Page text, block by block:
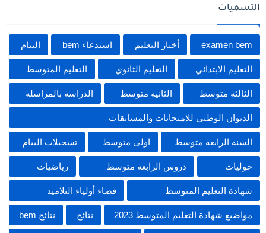
التسميات
examen bem أخبار التعليم استدعاء bem البيام
التعليم الابتدائي التعليم الثانوي التعليم المتوسط
الثالثة متوسط الثانية متوسط الدراسة بالمراسلة
الديوان الوطني للامتحانات والمسابقات
السنة الرابعة متوسط اولى متوسط تسجيلات البيام
حوليات دروس الرابعة متوسط رياضيات
شهادة التعليم المتوسط فضاء أولياء التلاميذ
مواضيع شهادة التعليم المتوسط 2023 نتائج نتائج bem